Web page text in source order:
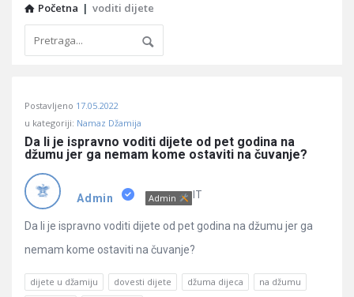
Početna | voditi dijete
Učene
Latest
Pitanja
Postavljeno 17.05.2022
u kategoriji: Namaz Džamija
Da li je ispravno voditi dijete od pet godina na
džumu jer ga nemam kome ostaviti na čuvanje?
Admin Admin IT
Da li je ispravno voditi dijete od pet godina na džumu jer ga
nemam kome ostaviti na čuvanje?
dijete u džamiju dovesti dijete džuma dijeca
na džumu